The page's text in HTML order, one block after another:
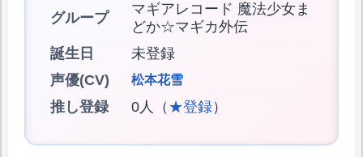
グループ
マギアレコード 魔法少女ま
どか☆マギカ外伝
誕生日
未登録
声優(CV)
松本花雪
推し登録 0人（ ★登録）